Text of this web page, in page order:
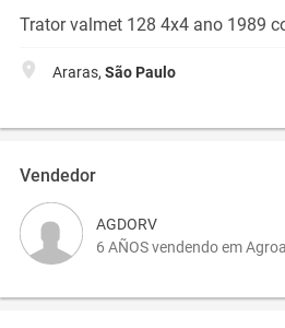
Trator valmet 128 4x4 ano 1989
Araras, São Paulo
Vendedor
AGDORV
6 AÑOS vendendo em